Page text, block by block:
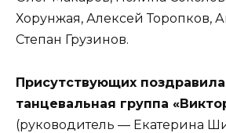
Хорунжая, Алексей Торопков,
Степан Грузинов.
Присутствующих
танцевальная группа
(руководитель — Екатерина